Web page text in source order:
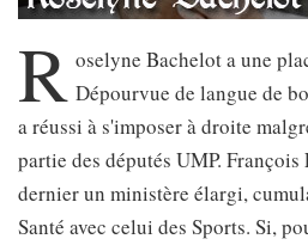
R oselyne Bachelot a une
Dépourvue de langue de
a réussi à s'imposer à droite
partie des députés UMP.
dernier un ministère élargi,
Santé avec celui des Sports. Si,